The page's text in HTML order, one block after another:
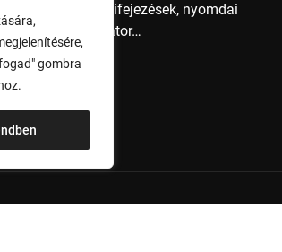
gombra
nyomdai szakkifejezések, nyomdai
nyomdai operátor…